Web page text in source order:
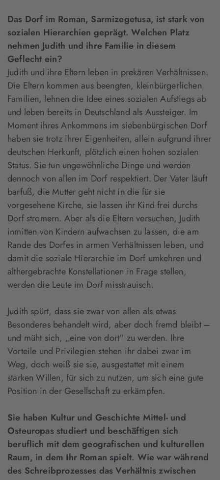
Das Dorf im Roman, Sarmizegetusa, ist stark von
sozialen Hierarchien geprägt. Welchen Platz
nehmen Judith und ihre Familie in diesem
Geflecht ein?
Judith und ihre Eltern leben in prekären Verhältnissen.
Die Eltern kommen aus beengten, kleinbürgerlichen
Familien, lehnen die Idee eines sozialen Aufstiegs ab
und leben bereits in Deutschland als Aussteiger. Im
Moment ihres Ankommens im siebenbürgischen Dorf
haben sie trotz ihrer Eigenheiten, allein aufgrund ihrer
deutschen Herkunft, plötzlich einen hohen sozialen
Status. Sie tun ungewöhnliche Dinge und werden
dennoch von allen im Dorf respektiert. Der Vater läuft
barfuß, die Mutter geht nicht in die für sie
vorgesehene Kirche, sie lassen ihr Kind frei durchs
Dorf stromern. Aber als die Eltern versuchen, Judith
inmitten von Kindern aufwachsen zu lassen, die am
Rande des Dorfes in armen Verhältnissen leben, und
damit die soziale Hierarchie im Dorf umkehren und
althergebrachte Konstellationen in Frage stellen,
werden die Leute im Dorf misstrauisch.
Judith spürt, dass sie zwar von allen als etwas
Besonderes behandelt wird, aber doch fremd bleibt –
und müht sich, „eine von dort“ zu werden. Ihre
Vorteile und Privilegien stehen ihr dabei zwar im
Weg, doch weiß sie sie, ausgestattet mit einem
starken Willen, für sich zu nutzen, um sich eine gute
Position in der Gesellschaft zu erkämpfen.
Sie haben Kultur und Geschichte Mittel- und
Osteuropas studiert und beschäftigen sich
beruflich mit dem geografischen und kulturellen
Raum, in dem Ihr Roman spielt. Wie war während
des Schreibprozesses das Verhältnis zwischen